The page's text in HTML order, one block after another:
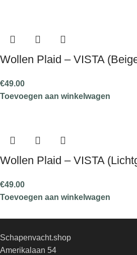
Wollen Plaid – VISTA
€49.00
Toevoegen aan winkelwagen
Wollen Plaid – VISTA
€49.00
Toevoegen aan winkelwagen
Schapenvacht.shop
Amerikalaan 54